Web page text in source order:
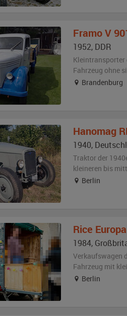
Framo V
1952, DDR
Kleintransporter
Fahrzeug ohne
Brandenburg
Hanomag
1940,
Traktor der
kleineren bis
Berlin
Rice Europa
1984,
Verkaufswagen
Fahrzeug mit
Berlin